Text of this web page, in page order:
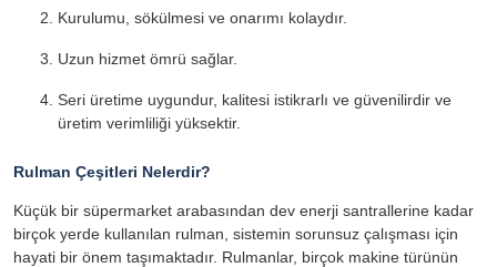
Kurulumu, sökülmesi ve onarımı kolaydır.
Uzun hizmet ömrü sağlar.
Seri üretime uygundur, kalitesi istikrarlı ve güvenilirdir ve
üretim verimliliği yüksektir.
Rulman Çeşitleri Nelerdir?
Küçük bir süpermarket arabasından dev enerji santrallerine kadar
birçok yerde kullanılan rulman, sistemin sorunsuz çalışması için
hayati bir önem taşımaktadır. Rulmanlar, birçok makine türünün